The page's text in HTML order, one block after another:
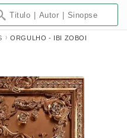
ORGULHO - IBI ZOBOI